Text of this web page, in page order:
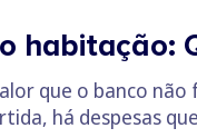
habitação:
que o banco
há despesas